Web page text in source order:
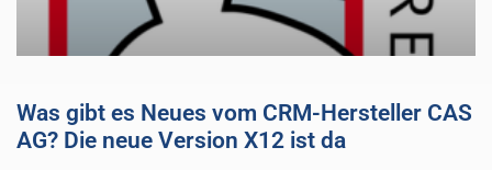
Was gibt es Neues vom CRM-Hersteller CAS
AG? Die neue Version X12 ist da